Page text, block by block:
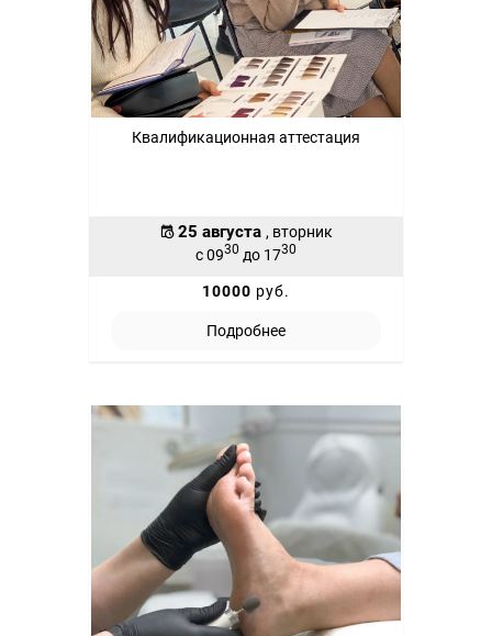
Квалификационная аттестация
25 августа , вторник
с 0930 до 1730
10000 руб.
Подробнее